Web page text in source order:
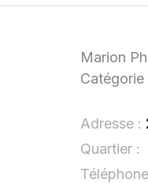
Marion
Catégorie
Adresse :
Quartier :